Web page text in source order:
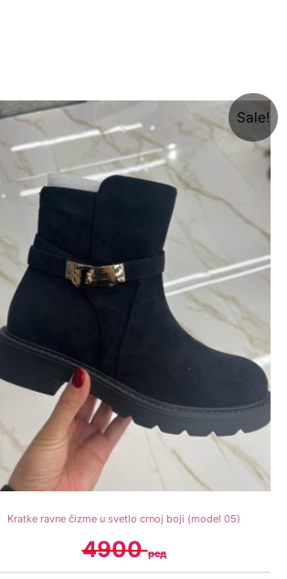
Sale!
Kratke ravne čizme u svetlo crnoj boji (model 05)
4900рсд
Original
price
was:
4900 рсд.
price
2900 рсд.